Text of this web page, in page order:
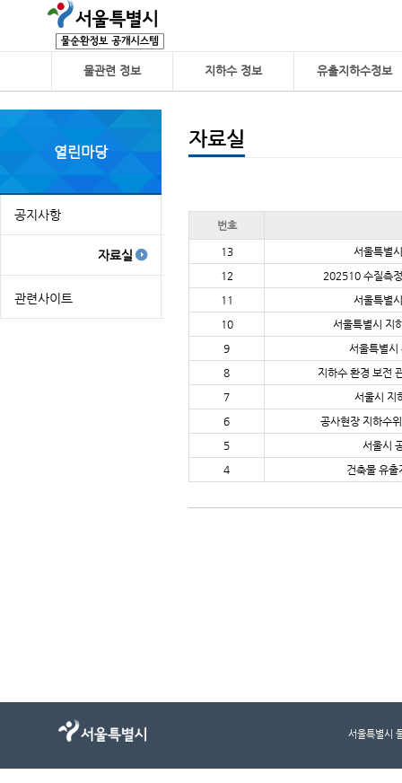
물관련 정보 지하수 정보 유출지하수정보
열린마당
공지사항
자료실
관련사이트
자료실
번호
13
서울특별
12
202510 수질측
11
서울특별
10
서울특별시 지
9
서울특별시
8
지하수 환경 보전
7
서울시 지
6
공사현장 지하수
5
서울시
4
건축물 유
서울특별시